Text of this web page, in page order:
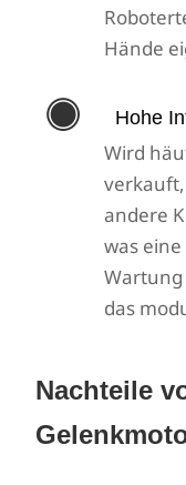
Hände
 Hohe
Wird
andere
was
das
Nachteile